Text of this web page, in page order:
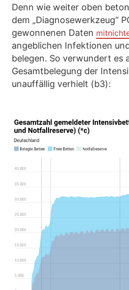
Denn wie weiter oben
dem „Diagnosewerkzeug“
gewonnenen Daten
angeblichen Infektionen
belegen. So verwundert es
Gesamtbelegung der
unauffällig verhielt (b3):